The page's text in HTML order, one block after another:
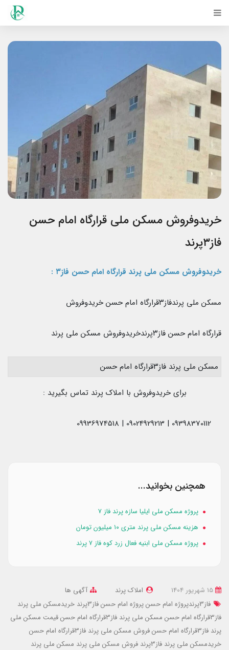
خریدوفروش مسکن ملی قرارگاه امام حسن
فاز۳پرند
خریدوفروش مسکن ملی پرند قرارگاه امام حسن فاز۳ :
مسکن ملی پرندفاز۳قرارگاه امام حسن خریدوفروش
قرارگاه امام حسن فاز۳پرندخریدوفروش مسکن ملی پرند
مسکن ملی پرند فاز۳قرارگاه امام حسن
برای خریدوفروش با املاک پرند تماس بگیرید :
همچنین بخوانید...
پروژه مسکن ملی ایلیا سازه پرند فاز ۷
هزینه مسکن ملی پرند متری ۱۰ میلیون تومان
پروژه مسکن ملی ابنیه فعال زرد کوه فاز ۷ پرند
املاک پرند
آگهی ها
فاز3پرندپروژه امام حسن
پروژه امام حسن فاز3پرند
خریدمسکن ملی پرند
فاز3قرارگاه امام حسن
مسکن ملی پرند فاز3قرارگاه امام حسن
قیمت مسکن ملی
پرند فاز3قرارگاه امام حسن
فروش مسکن ملی پرند فاز3قرارگاه امام حسن
خریدمسکن ملی پرند فاز3پرند فروش مسکن ملی پرند مسکن ملی پرند